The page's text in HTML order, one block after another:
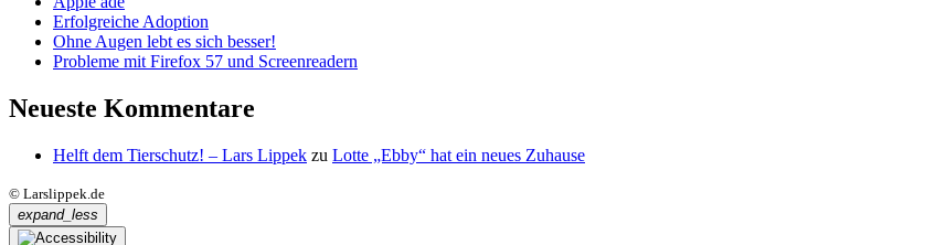
Erfolgreiche Adoption
Ohne Augen lebt es sich besser!
Probleme mit Firefox 57 und Screenreadern
Neueste Kommentare
Helft dem Tierschutz! – Lars Lippek zu Lotte „Ebby“ hat ein neues Zuhause
© Larslippek.de
expand_less